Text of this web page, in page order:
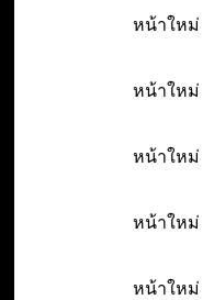
หน้าใหม่
หน้าใหม่
หน้าใหม่
หน้าใหม่
หน้าใหม่